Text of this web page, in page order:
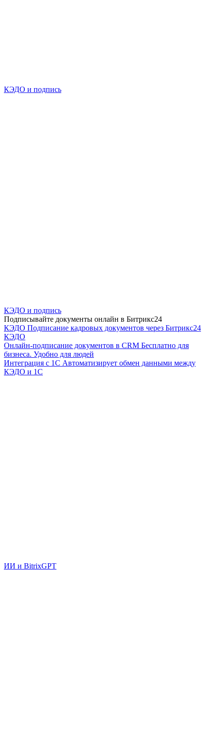
КЭДО и подпись
КЭДО и подпись
Подписывайте документы онлайн в Битрикс24
КЭДО Подписание кадровых документов через Битрикс24
КЭДО
Онлайн-подписание документов в CRM Бесплатно для
бизнеса. Удобно для людей
Интеграция с 1С Автоматизирует обмен данными между
КЭДО и 1С
ИИ и BitrixGPT